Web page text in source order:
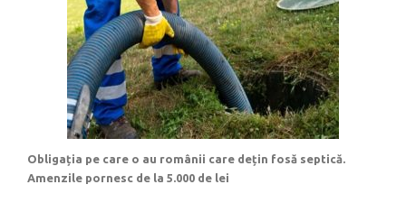
Obligația pe care o au românii care dețin fosă septică.
Amenzile pornesc de la 5.000 de lei